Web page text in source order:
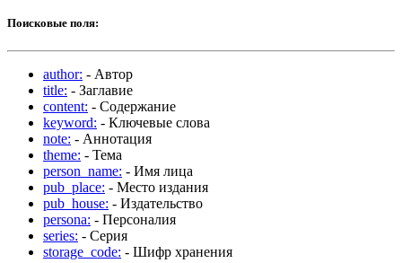
Поисковые поля:
author: - Автор
title: - Заглавие
content: - Содержание
keyword: - Ключевые слова
note: - Аннотация
theme: - Тема
person_name: - Имя лица
pub_place: - Место издания
pub_house: - Издательство
persona: - Персоналия
series: - Серия
storage_code: - Шифр хранения